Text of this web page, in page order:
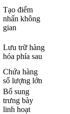
Tạo điểm
nhấn không
gian
Lưu trữ hàng
hóa phía sau
Chứa hàng
số lượng lớn
Bổ sung
trưng bày
linh hoạt